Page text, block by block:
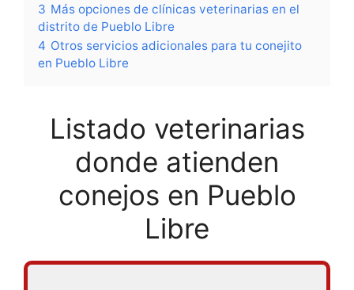
3 Más opciones de clínicas veterinarias en el
distrito de Pueblo Libre
4 Otros servicios adicionales para tu conejito
en Pueblo Libre
Listado veterinarias
donde atienden
conejos en Pueblo
Libre